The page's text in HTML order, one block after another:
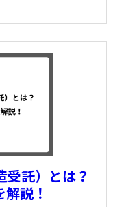
受託）とは？
説！